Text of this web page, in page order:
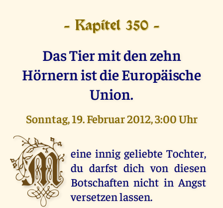
- Kapitel 350 -
Das Tier mit den zehn
Hörnern ist die Europäische
Union.
Sonntag, 19. Februar 2012, 3:00 Uhr
M eine innig geliebte Tochter,
du darfst dich von diesen
Botschaften nicht in Angst
versetzen lassen.